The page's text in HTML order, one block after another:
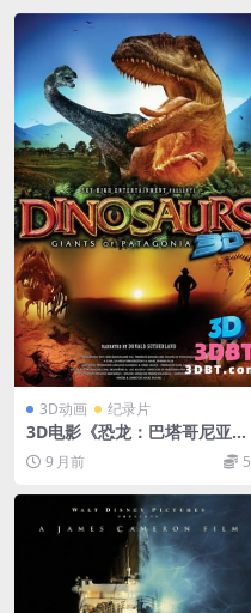
3D动画 纪录片
3D电影《恐龙：巴塔哥尼亚的
巨兽》3D左右格式 高清 网盘
下载9 月前 5